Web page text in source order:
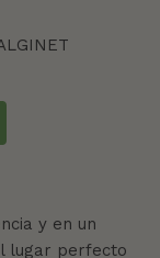
y en un
lugar perfecto